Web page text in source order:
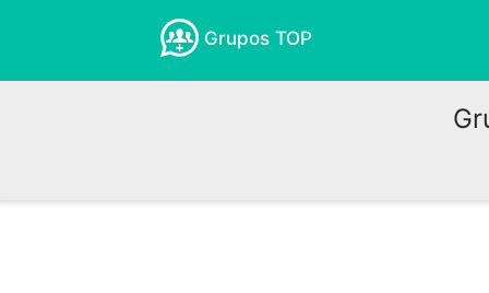
Grupos TOP